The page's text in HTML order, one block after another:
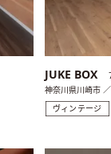
JUKE BOX
神奈川県川崎市
ヴィンテージ